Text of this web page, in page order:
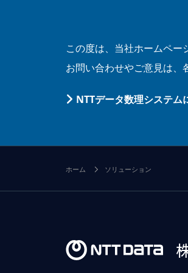
この度は、当社ホームペ
お問い合わせやご意見は、
NTTデータ数理システム
ホーム ソリューション